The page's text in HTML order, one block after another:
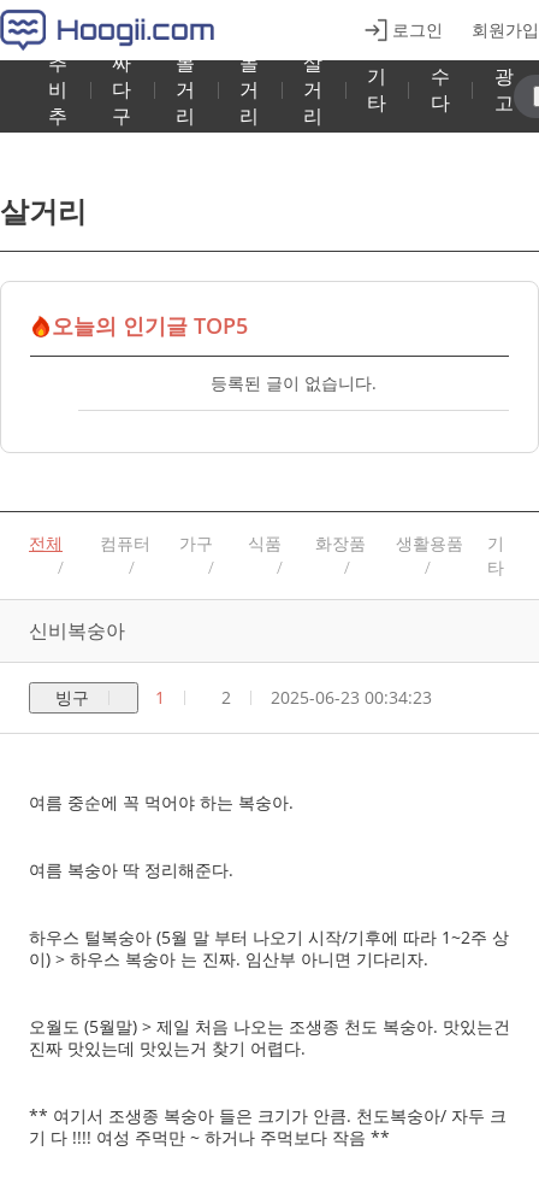
로그인 회원가입
추
비
추
싸
다
구
볼
거
리
놀
거
리
살
거
리
기
타
수
다
광
고
살거리
오늘의 인기글 TOP5
등록된 글이 없습니다.
전체 컴퓨터 가구 식품 화장품 생활용품
기
타
신비복숭아
빙구 1 2 2025-06-23 00:34:23
여름 중순에 꼭 먹어야 하는 복숭아.
여름 복숭아 딱 정리해준다.
하우스 털복숭아 (5월 말 부터 나오기 시작/기후에 따라 1~2주 상
이) > 하우스 복숭아 는 진짜. 임산부 아니면 기다리자.
오월도 (5월말) > 제일 처음 나오는 조생종 천도 복숭아. 맛있는건
진짜 맛있는데 맛있는거 찾기 어렵다.
** 여기서 조생종 복숭아 들은 크기가 안큼. 천도복숭아/ 자두 크
기 다 !!!! 여성 주먹만 ~ 하거나 주먹보다 작음 **